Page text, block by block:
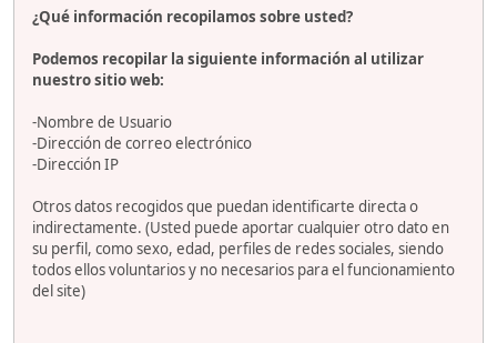
¿Qué información recopilamos sobre usted?
Podemos recopilar la siguiente información al utilizar
nuestro sitio web:
-Nombre de Usuario
-Dirección de correo electrónico
-Dirección IP
Otros datos recogidos que puedan identificarte directa o
indirectamente. (Usted puede aportar cualquier otro dato en
su perfil, como sexo, edad, perfiles de redes sociales, siendo
todos ellos voluntarios y no necesarios para el funcionamiento
del site)